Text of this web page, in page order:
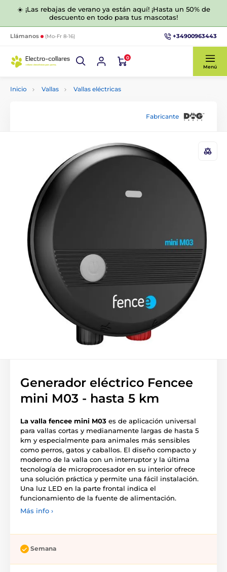
☀️ ¡Las rebajas de verano ya están aquí! ¡Hasta un 50% de
descuento en todo para tus mascotas!
Llámanos (Mo-Fr 8-16) +34900963443
0
Menú
Inicio Vallas Vallas eléctricas
Fabricante
Generador eléctrico Fencee
mini M03 - hasta 5 km
La valla fencee mini M03 es de aplicación universal
para vallas cortas y medianamente largas de hasta 5
km y especialmente para animales más sensibles
como perros, gatos y caballos. El diseño compacto y
moderno de la valla con un interruptor y la última
tecnología de microprocesador en su interior ofrece
una solución práctica y permite una fácil instalación.
Una luz LED en la parte frontal indica el
funcionamiento de la fuente de alimentación.
Más info ›
Semana